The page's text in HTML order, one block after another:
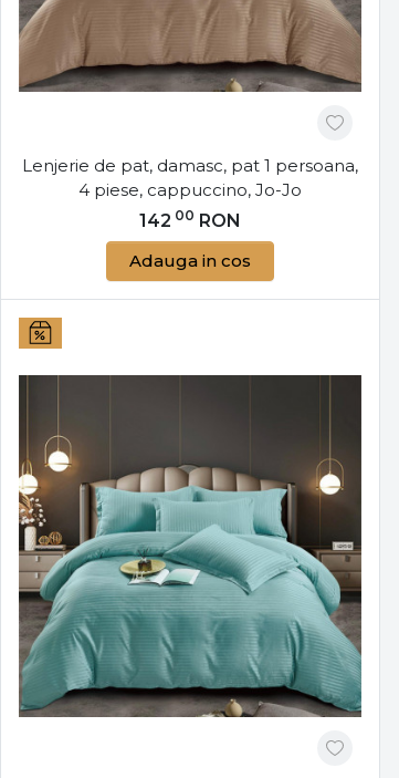
să ții cont de câteva aspecte
tale. Iată câteva sfaturi utile:
potrivite atât pentru paturi single,
pentru patul tău, astfel încât lenjeria
și
protecțiile de saltea
proteja salteaua de uzura zilnică.
de culori și modele, de la nuanțe
Alege un design care se potrivește
pentru a le menține textura și luciul
la temperaturi scăzute. De
iar călcarea la temperaturi medii
orice dormitor într-un spațiu de
somn odihnitor în lenjerii de pat care
Lenjerie de pat, damasc, pat 1 persoana,
4 piese, cappuccino, Jo-Jo
142 00 RON
Adauga in cos